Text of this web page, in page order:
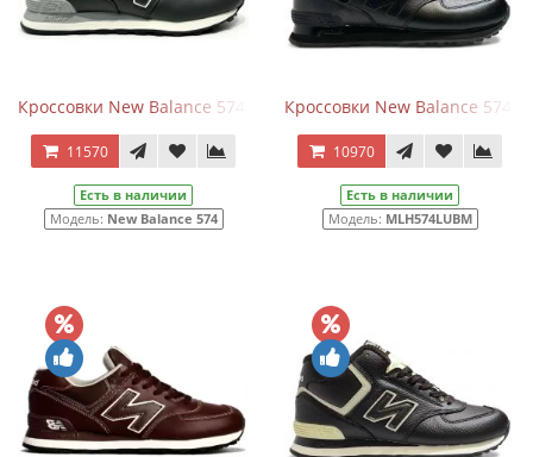
Кроссовки New Balance 574 Black Grey Leather
11570
Есть в наличии
Модель: New Balance 574
Кроссовки New Balance 574
10970
Есть в наличии
Модель: MLH574LUBM